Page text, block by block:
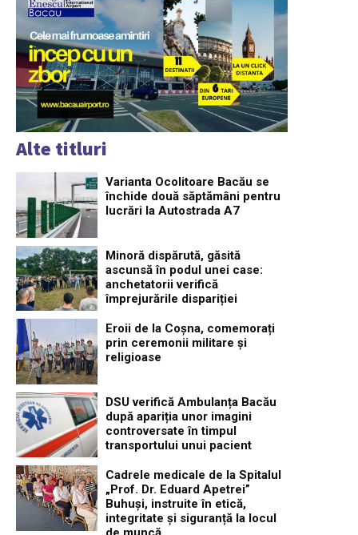
Alte titluri
Varianta Ocolitoare Bacău se
închide două săptămâni pentru
lucrări la Autostrada A7
Minoră dispărută, găsită
ascunsă în podul unei case:
anchetatorii verifică
împrejurările dispariției
Eroii de la Coșna, comemorați
prin ceremonii militare și
religioase
DSU verifică Ambulanța Bacău
după apariția unor imagini
controversate în timpul
transportului unui pacient
Cadrele medicale de la Spitalul
„Prof. Dr. Eduard Apetrei”
Buhuși, instruite în etică,
integritate și siguranță la locul